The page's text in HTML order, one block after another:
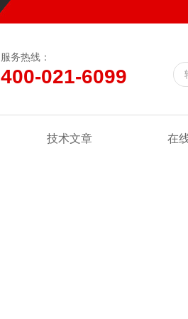
服务热线：
400-021-6099
技术文章 在